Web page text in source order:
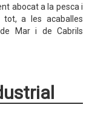
abocat a la pesca i
a les acaballes
Mar i de Cabrils